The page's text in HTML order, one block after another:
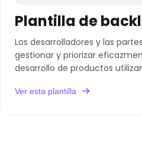
Los desarrolladores y las
gestionar y priorizar
desarrollo de productos
Ver esta plantilla